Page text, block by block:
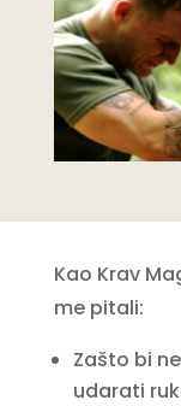
Kao Krav
me pitali:
Zašto bi
udarati